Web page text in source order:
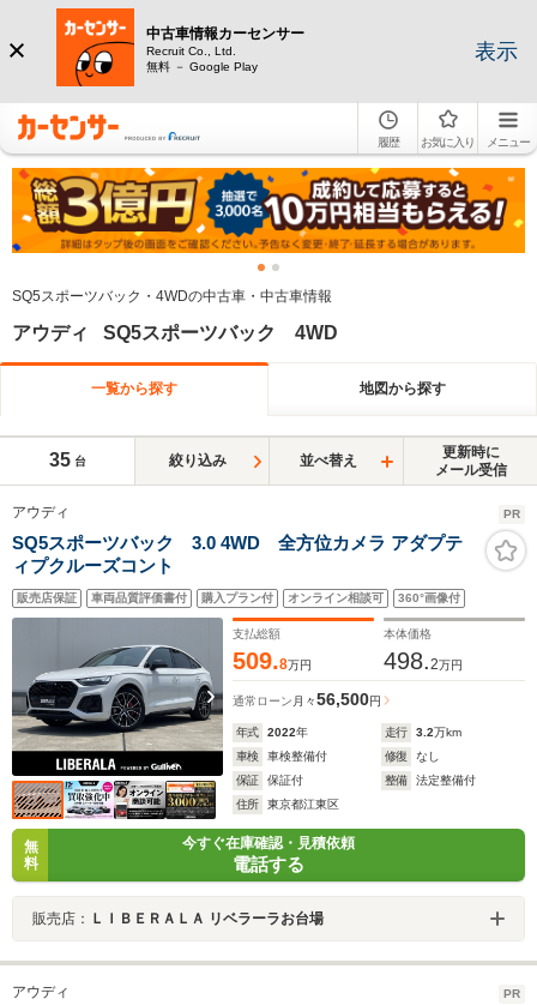
中古車情報カーセンサー
Recruit Co., Ltd.
無料 － Google Play
表示
履歴 お気に入り メニュー
SQ5スポーツバック・4WDの中古車・中古車情報
アウディ SQ5スポーツバック 4WD
一覧から探す 地図から探す
35 台 絞り込み 並べ替え
更新時に
メール受信
アウディ PR
SQ5スポーツバック 3.0 4WD 全方位カメラ アダプテ
ィプクルーズコント
販売店保証 車両品質評価書付 購入プラン付 オンライン相談可 360°画像付
支払総額
509.8万円
本体価格
498.2万円
通常ローン 月々56,500円
年式 2022年 走行 3.2万km
車検
車検整備付 修復
なし
保証
保証付 整備
法定整備付
住所
東京都江東区
無
料
今すぐ在庫確認・見積依頼
電話する
販売店： ＬＩＢＥＲＡＬＡ リベラーラお台場
アウディ PR